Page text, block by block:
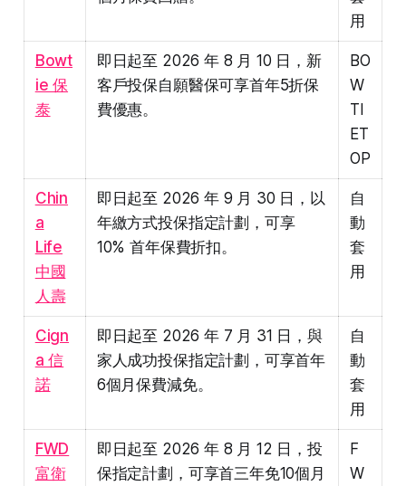
用
Bowt
ie 保
泰
即日起至 2026 年 8 月 10 日，新
客戶投保自願醫保可享首年5折保
費優惠。
BO
W
TI
ET
OP
Chin
a
Life
中國
人壽
即日起至 2026 年 9 月 30 日，以
年繳方式投保指定計劃，可享
10% 首年保費折扣。
自
動
套
用
Cign
a 信
諾
即日起至 2026 年 7 月 31 日，與
家人成功投保指定計劃，可享首年
6個月保費減免。
自
動
套
用
FWD
富衛
即日起至 2026 年 8 月 12 日，投
保指定計劃，可享首三年免10個月
F
W